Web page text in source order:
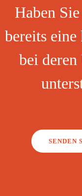
Haben
bereits
bei
SENDEN